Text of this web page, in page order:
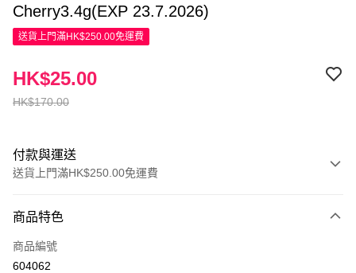
Cherry3.4g(EXP 23.7.2026)
送貨上門滿HK$250.00免運費
HK$170.00
HK$25.00
付款與運送
送貨上門滿HK$250.00免運費
信用卡
Apple Pay
商品特色
商品編號
604062